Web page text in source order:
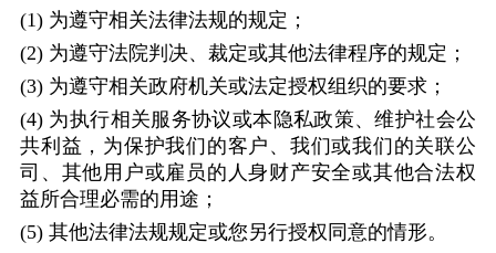
(1) 为遵守相关法律法规的规定；
(2) 为遵守法院判决、裁定或其他法律程序的规定；
(3) 为遵守相关政府机关或法定授权组织的要求；
(4) 为执行相关服务协议或本隐私政策、维护社会公
共利益，为保护我们的客户、我们或我们的关联公
司、其他用户或雇员的人身财产安全或其他合法权
益所合理必需的用途；
(5) 其他法律法规规定或您另行授权同意的情形。